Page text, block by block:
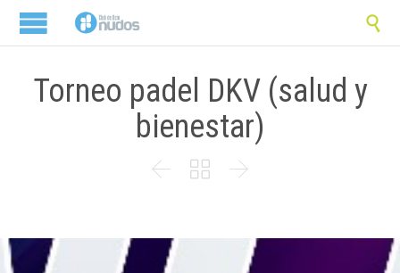

Torneo padel DKV (salud y
bienestar)
  